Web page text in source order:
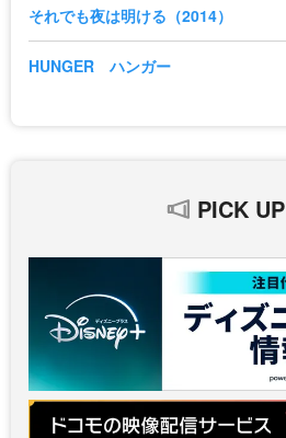
それでも夜は明ける（2014）
HUNGER ハンガー
PICK UP